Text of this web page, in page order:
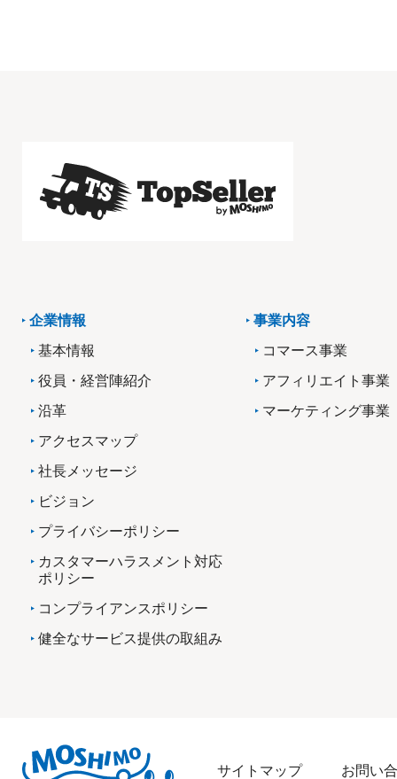
企業情報
基本情報
役員・経営陣紹介
沿革
アクセスマップ
社長メッセージ
ビジョン
プライバシーポリシー
カスタマーハラスメント対応
ポリシー
コンプライアンスポリシー
健全なサービス提供の取組み
事業内容
コマース事業
アフィリエイト事業
マーケティング事業
サイトマップ お問い